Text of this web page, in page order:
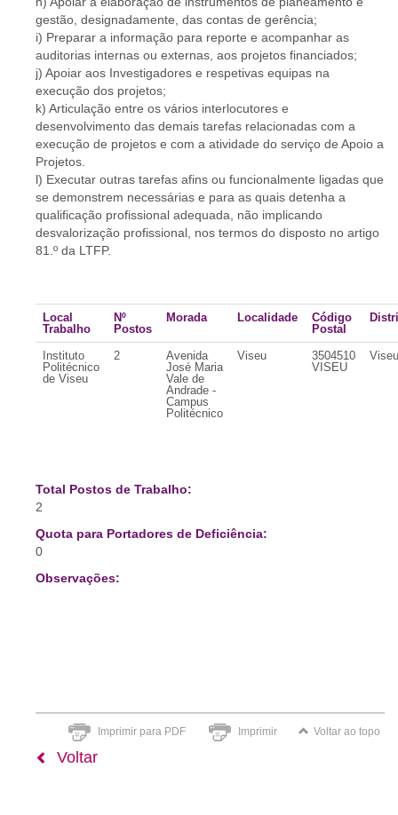
gestão, designadamente, das contas de gerência;
i) Preparar a informação para reporte e acompanhar as
auditorias internas ou externas, aos projetos financiados;
j) Apoiar aos Investigadores e respetivas equipas na
execução dos projetos;
k) Articulação entre os vários interlocutores e
desenvolvimento das demais tarefas relacionadas com a
execução de projetos e com a atividade do serviço de Apoio a
Projetos.
l) Executar outras tarefas afins ou funcionalmente ligadas que
se demonstrem necessárias e para as quais detenha a
qualificação profissional adequada, não implicando
desvalorização profissional, nos termos do disposto no artigo
81.º da LTFP.
Local
Trabalho
Nº
Postos
Morada Localidade
Código
Postal
Instituto
Politécnico
de Viseu
2
Avenida
José Maria
Vale de
Andrade -
Campus
Politécnico
Viseu
3504510
VISEU
Viseu
Total Postos de Trabalho:
2
Quota para Portadores de Deficiência:
0
Observações:
Imprimir para PDF Imprimir Voltar ao topo
Voltar